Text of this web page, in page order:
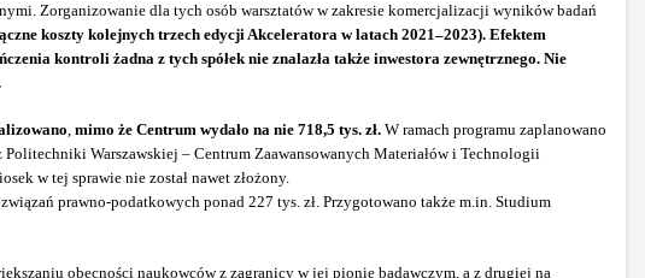
Zorganizowanie dla tych osób warsztatów w zakresie komercjalizacji wyników badań
koszty kolejnych trzech edycji Akceleratora w latach 2021–2023). Efektem
kontroli żadna z tych spółek nie znalazła także inwestora zewnętrznego. Nie
mimo że Centrum wydało na nie 718,5 tys. zł. W ramach programu zaplanowano
Warszawskiej – Centrum Zaawansowanych Materiałów i Technologii
w tej sprawie nie został nawet złożony.
prawno-podatkowych ponad 227 tys. zł. Przygotowano także m.in. Studium
obecności naukowców z zagranicy w jej pionie badawczym, a z drugiej na